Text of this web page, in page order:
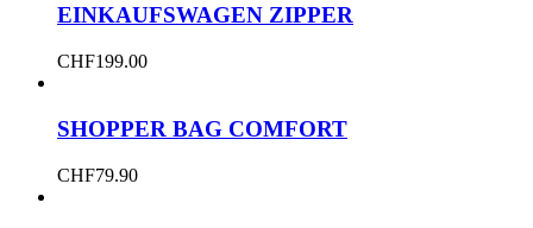
EINKAUFSWAGEN ZIPPER
CHF199.00
SHOPPER BAG COMFORT
CHF79.90